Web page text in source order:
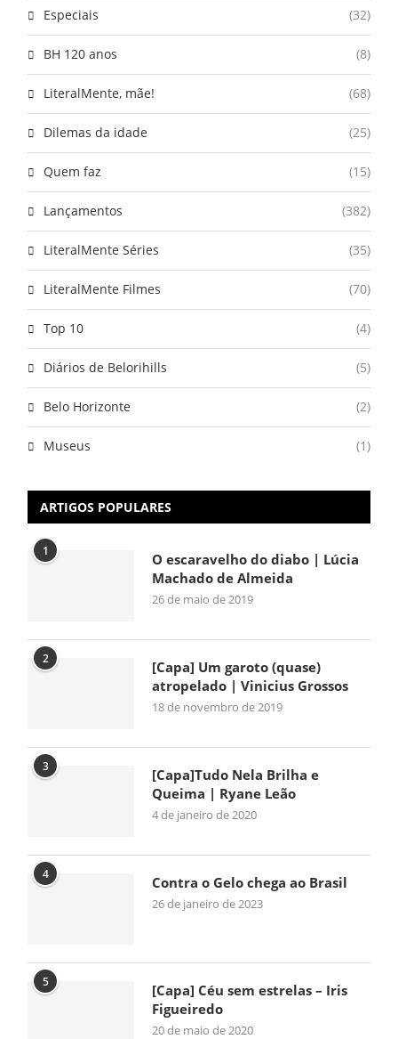
Especiais (32)
BH 120 anos (8)
LiteralMente, mãe! (68)
Dilemas da idade (25)
Quem faz (15)
Lançamentos (382)
LiteralMente Séries (35)
LiteralMente Filmes (70)
Top 10 (4)
Diários de Belorihills (5)
Belo Horizonte (2)
Museus (1)
ARTIGOS POPULARES
1
O escaravelho do diabo | Lúcia
Machado de Almeida
26 de maio de 2019
2
[Capa] Um garoto (quase)
atropelado | Vinicius Grossos
18 de novembro de 2019
3
[Capa]Tudo Nela Brilha e
Queima | Ryane Leão
4 de janeiro de 2020
4 Contra o Gelo chega ao Brasil
26 de janeiro de 2023
5
[Capa] Céu sem estrelas – Iris
Figueiredo
20 de maio de 2020